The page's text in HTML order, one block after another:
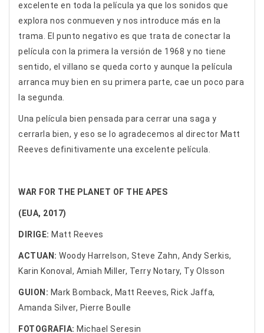
excelente en toda la película ya que los sonidos que
explora nos conmueven y nos introduce más en la
trama. El punto negativo es que trata de conectar la
película con la primera la versión de 1968 y no tiene
sentido, el villano se queda corto y aunque la película
arranca muy bien en su primera parte, cae un poco para
la segunda.
Una película bien pensada para cerrar una saga y
cerrarla bien, y eso se lo agradecemos al director Matt
Reeves definitivamente una excelente película.
WAR FOR THE PLANET OF THE APES
(EUA, 2017)
DIRIGE: Matt Reeves
ACTUAN: Woody Harrelson, Steve Zahn, Andy Serkis,
Karin Konoval, Amiah Miller, Terry Notary, Ty Olsson
GUION: Mark Bomback, Matt Reeves, Rick Jaffa,
Amanda Silver, Pierre Boulle
FOTOGRAFIA: Michael Seresin